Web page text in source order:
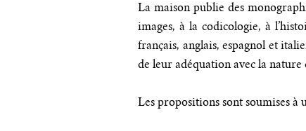
La maison publie des
images, à la codicologie, à
français, anglais, espagnol et
de leur adéquation avec la nature
Les propositions sont soumises à